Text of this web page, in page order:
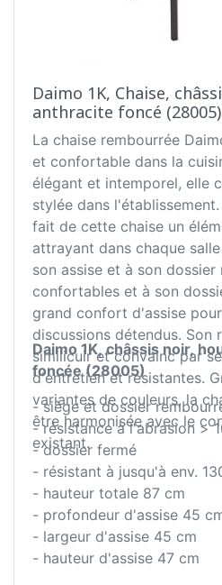
Daimo 1K, Chaise,
anthracite foncé (28005)
La chaise rembourrée
et confortable dans la
élégant et intemporel, elle
stylée dans
fait de cette chaise un
attrayant dans chaque
son assise et à son dossier
confortables et à son
grand confort d'assise
discussions détendus. Son
similicuir et convainc par
d'entretien et résistantes.
variantes de couleurs, la
être harmonisée avec le
existant.
Daimo 1K, châssis noir,
foncée (28005)
- siège et dossier
- résistance à l'abrasion >
- dossier fermé
- résistant à jusqu'à env.
- hauteur totale 87 cm
- profondeur d'assise 45
- largeur d'assise 45 cm
- hauteur d'assise 47 cm